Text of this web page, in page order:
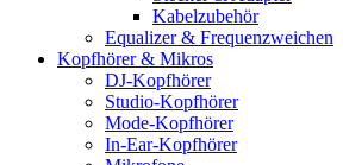
Kabelzubehör
Equalizer & Frequenzweichen
Kopfhörer & Mikros
DJ-Kopfhörer
Studio-Kopfhörer
Mode-Kopfhörer
In-Ear-Kopfhörer